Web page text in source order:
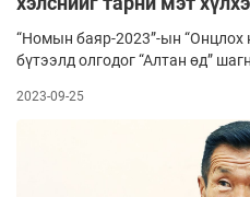
“Номын баяр-2023”-ын
бүтээлд олгодог “Алтан өд”
Мөрөнгийнхөн түүнийг “Манай
цэцэрлэгийн хүндэт харуул”
билээ. Учир нь тэрбээр
юм. Бид ийнхүү хөөрөлдлөө.
2023-09-25